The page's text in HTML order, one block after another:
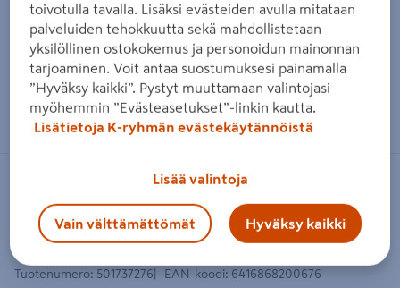
Zoomaa kuvaa sormilla kosketusnäytöllä
Hiomanauha Mirka punainen
13x457mm P60 3kpl
Tuotenumero: 501737276 EAN-koodi: 6416868200676
toivotulla tavalla. Lisäksi evästeiden avulla mitataan
palveluiden tehokkuutta sekä mahdollistetaan
yksilöllinen ostokokemus ja personoidun mainonnan
tarjoaminen. Voit antaa suostumuksesi painamalla
”Hyväksy kaikki”. Pystyt muuttamaan valintojasi
myöhemmin ”Evästeasetukset”-linkin kautta.
Lisätietoja K-ryhmän evästekäytännöistä
Lisää valintoja
Vain välttämättömät Hyväksy kaikki